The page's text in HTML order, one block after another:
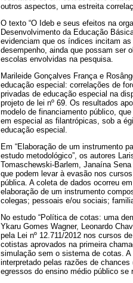
outros aspectos, uma estreita
O texto “O Ideb e seus efeitos na
Desenvolvimento da Educação
evidenciam que os índices incitam
desempenho, ainda que possam ser
escolas envolvidas na pesquisa.
Marileide Gonçalves França e
educação especial: correlações de
privadas de educação especial na
projeto de lei nº 69. Os resultados
modelo de financiamento público,
em especial as filantrópicas, sob a
educação especial.
Em “Elaboração de um instrumento
estudo metodológico”, os autores
Tomaschewski-Barlem, Janaína
que podem levar à evasão nos
pública. A coleta de dados ocorreu
elaboração de um instrumento
colegas; pessoais e/ou sociais;
No estudo “Política de cotas: uma
Ykaru Gomes Wagner, Leonardo
pela Lei nº 12.711/2012 nos cursos
cotistas aprovados na primeira
simulação sem o sistema de cotas.
interpretado pelas razões de
egressos do ensino médio público se